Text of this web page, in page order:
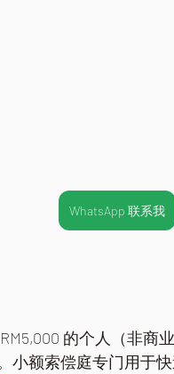
WhatsApp 联系我
的个人（非商
小额索偿庭专门用于